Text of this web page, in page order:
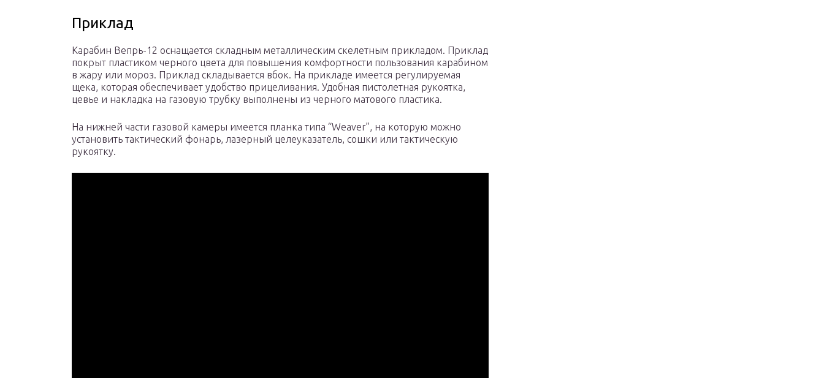
Приклад
Карабин Вепрь-12 оснащается складным металлическим скелетным прикладом. Приклад
покрыт пластиком черного цвета для повышения комфортности пользования карабином
в жару или мороз. Приклад складывается вбок. На прикладе имеется регулируемая
щека, которая обеспечивает удобство прицеливания. Удобная пистолетная рукоятка,
цевье и накладка на газовую трубку выполнены из черного матового пластика.
На нижней части газовой камеры имеется планка типа “Weaver”, на которую можно
установить тактический фонарь, лазерный целеуказатель, сошки или тактическую
рукоятку.